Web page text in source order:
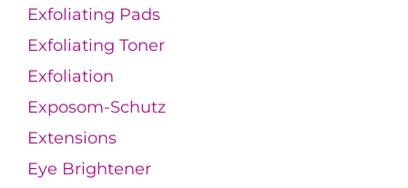
Exfoliating Pads
Exfoliating Toner
Exfoliation
Exposom-Schutz
Extensions
Eye Brightener